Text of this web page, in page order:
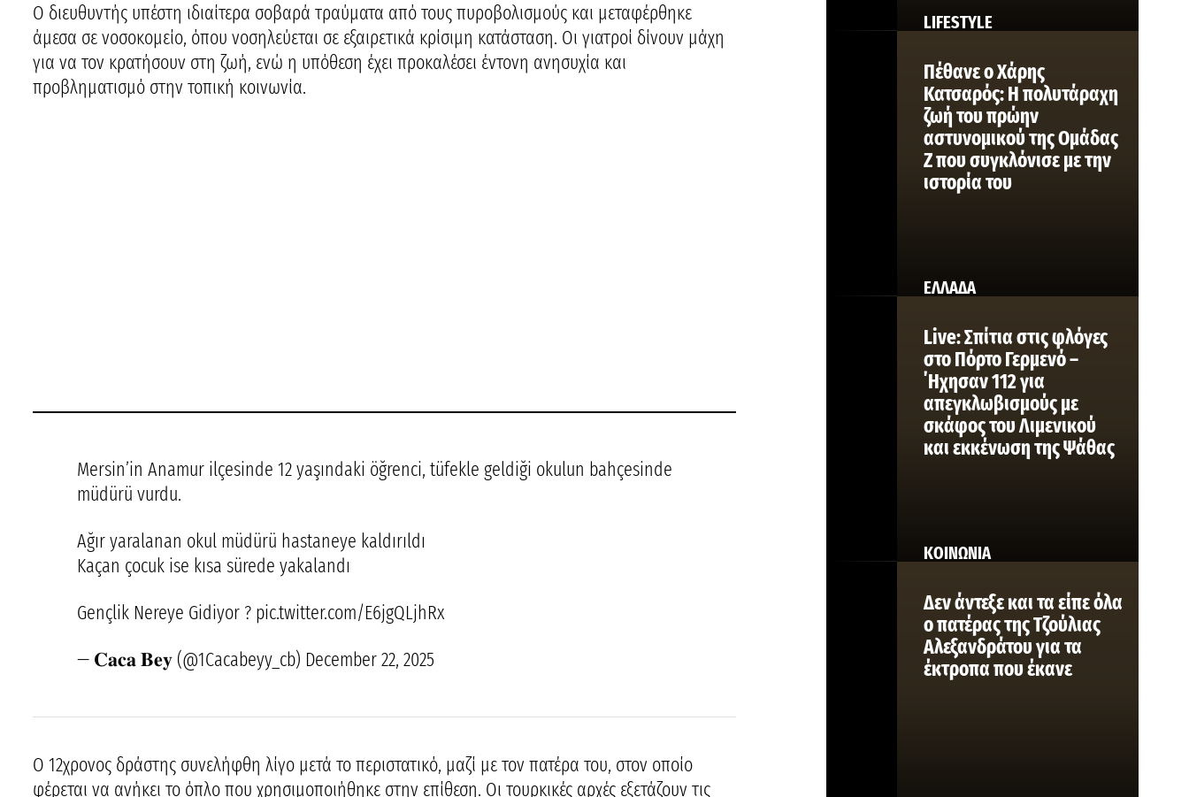
Ο διευθυντής υπέστη ιδιαίτερα σοβαρά τραύματα από τους πυροβολισμούς και μεταφέρθηκε
άμεσα σε νοσοκομείο, όπου νοσηλεύεται σε εξαιρετικά κρίσιμη κατάσταση. Οι γιατροί δίνουν μάχη
για να τον κρατήσουν στη ζωή, ενώ η υπόθεση έχει προκαλέσει έντονη ανησυχία και
προβληματισμό στην τοπική κοινωνία.
Mersin’in Anamur ilçesinde 12 yaşındaki öğrenci, tüfekle geldiği okulun bahçesinde
müdürü vurdu.
Ağır yaralanan okul müdürü hastaneye kaldırıldı
Kaçan çocuk ise kısa sürede yakalandı
Gençlik Nereye Gidiyor ? pic.twitter.com/E6jgQLjhRx
— 𝐂𝐚𝐜𝐚 𝐁𝐞𝐲 (@1Cacabeyy_cb) December 22, 2025
Ο 12χρονος δράστης συνελήφθη λίγο μετά το περιστατικό, μαζί με τον πατέρα του, στον οποίο
φέρεται να ανήκει το όπλο που χρησιμοποιήθηκε στην επίθεση. Οι τουρκικές αρχές εξετάζουν τις
LIFESTYLE
ΕΛΛΑΔΑ
Πέθανε ο Χάρης
Κατσαρός: Η πολυτάραχη
ζωή του πρώην
αστυνομικού της Ομάδας
Ζ που συγκλόνισε με την
ιστορία του
ΚΟΙΝΩΝΙΑ
Live: Σπίτια στις φλόγες
στο Πόρτο Γερμενό –
΄Ηχησαν 112 για
απεγκλωβισμούς με
σκάφος του Λιμενικού
και εκκένωση της Ψάθας
Δεν άντεξε και τα είπε όλα
ο πατέρας της Τζούλιας
Αλεξανδράτου για τα
έκτροπα που έκανε